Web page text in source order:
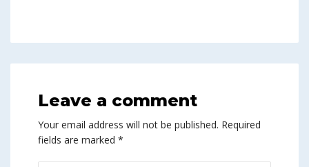
Leave a comment
Your email address will not be published. Required
fields are marked *